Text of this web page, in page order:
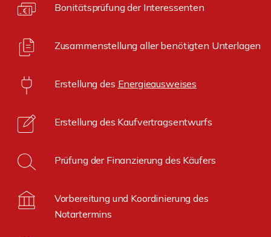
Bonitätsprüfung der Interessenten
Zusammenstellung aller benötigten Unterlagen
Erstellung des Energieausweises
Erstellung des Kaufvertragsentwurfs
Prüfung der Finanzierung des Käufers
Vorbereitung und Koordinierung des
Notartermins